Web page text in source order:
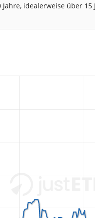
idealerweise über 15